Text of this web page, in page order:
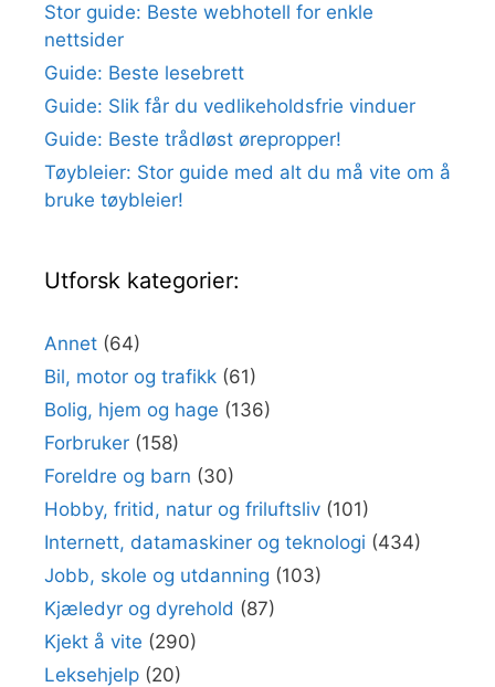
Stor guide: Beste webhotell for enkle
nettsider
Guide: Beste lesebrett
Guide: Slik får du vedlikeholdsfrie vinduer
Guide: Beste trådløst ørepropper!
Tøybleier: Stor guide med alt du må vite om å
bruke tøybleier!
Utforsk kategorier:
Annet (64)
Bil, motor og trafikk (61)
Bolig, hjem og hage (136)
Forbruker (158)
Foreldre og barn (30)
Hobby, fritid, natur og friluftsliv (101)
Internett, datamaskiner og teknologi (434)
Jobb, skole og utdanning (103)
Kjæledyr og dyrehold (87)
Kjekt å vite (290)
Leksehjelp (20)